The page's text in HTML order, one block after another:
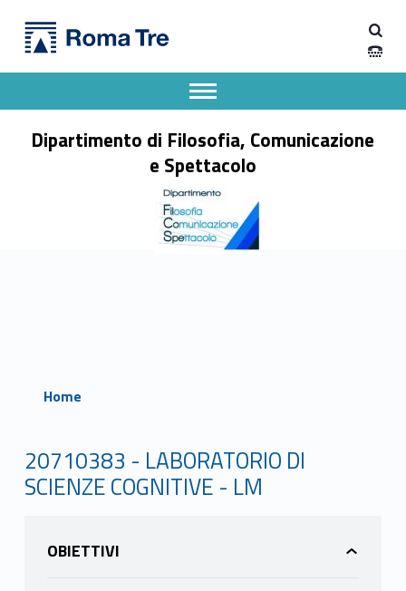
Dipartimento di Filosofia, Comunicazione e Spettacolo
Dipartimento di Filosofia, Comunicazione
e Spettacolo
Apri il menu secondario
Header info sidebar
Home
20710383 - LABORATORIO DI
SCIENZE COGNITIVE - LM
OBIETTIVI